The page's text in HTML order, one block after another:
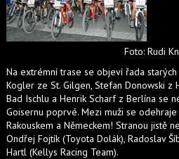
Foto: Rudi
Na extrémní trase se objeví řada
Kogler ze St. Gilgen, Stefan Donowski z
Bad Ischlu a Henrik Scharf z Berlína se
Goisernu poprvé. Mezi muži se
Rakouskem a Německem! Stranou jistě
Ondřej Fojtík (Toyota Dolák), Radoslav
Hartl (Kellys Racing Team).